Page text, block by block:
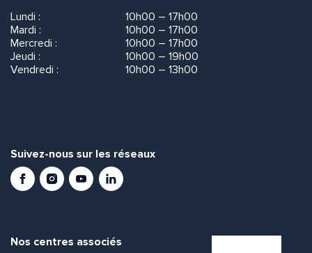
Lundi :
10h00 – 17h00
Mardi :
10h00 – 17h00
Mercredi :
10h00 – 17h00
Jeudi :
10h00 – 19h00
Vendredi :
10h00 – 13h00
Suivez-nous sur les réseaux
FacebookInstagramYoutubeLinkedIn
Nos centres associés